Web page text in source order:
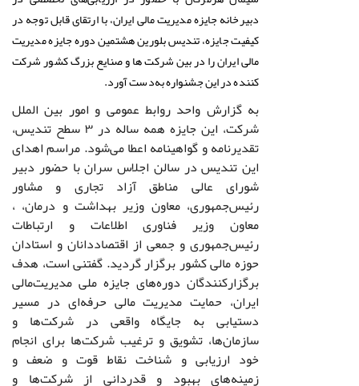
دبیرخانه جایزه مدیریت مالی ایران، با ارتقای قابل توجه در
کیفیت جایزه، تندیس بلورین هشتمین دوره جایزه مدیریت
مالی ایران را در بین شرکت ها و صنایع بزرگ کشور شرکت
کننده در این جشنواره به‌دست آورد.
به گزارش واحد روابط ‌عمومی و امور بین الملل
شرکت، این جایزه همه ساله در ۳ سطح تندیس،
تقدیرنامه و گواهینامه اعطا می‌شود. مراسم اهدای
این تندیس در سالن اجلاس سران با حضور دبیر
شورای عالی مناطق آزاد تجاری و مشاور
رئیس‌جمهوری، معاون وزیر بهداشت و درمان، ،
معاون وزیر فناوری اطلاعات و ارتباطات
رئیس‌جمهوری و جمعی از اقتصاددانان و استادان
حوزه مالی کشور برگزار گردید. گفتنی است، هدف
برگزارکنندگان دوره‌های جایزه‌ ملی مدیریت‌مالی
ایران، حمایت مدیریت مالی حرفه‌ای در مسیر
دستیابی به جایگاه واقعی در شرکت‌ها و
سازمان‌ها، تشویق و ترغیب شرکت‌ها برای انجام
خود ارزیابی و شناخت نقاط قوت و ضعف و
زمینه‌های بهبود و قدردانی از شرکت‌ها و